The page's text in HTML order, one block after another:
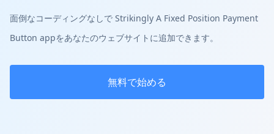
面倒なコーディングなしで Strikingly A Fixed Position Payment
Button appをあなたのウェブサイトに追加できます。
無料で始める